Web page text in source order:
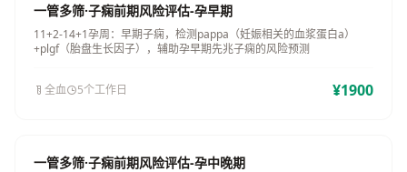
一管多筛·子痫前期风险评估-孕早期
11+2-14+1孕周：早期子痫，检测pappa（妊娠相关的血浆蛋白a）
+plgf（胎盘生长因子），辅助孕早期先兆子痫的风险预测
全血 5个工作日 ¥1900
一管多筛·子痫前期风险评估-孕中晚期